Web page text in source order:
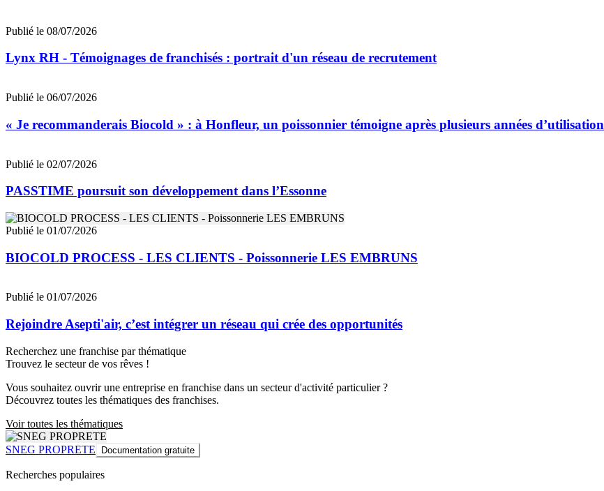
Publié le 08/07/2026
Lynx RH - Témoignages de franchisés : portrait d'un réseau de recrutement
Publié le 06/07/2026
« Je recommanderais Biocold » : à Honfleur, un poissonnier témoigne après plusieurs années d’utilisation
Publié le 02/07/2026
PASSTIME poursuit son développement dans l’Essonne
Publié le 01/07/2026
BIOCOLD PROCESS - LES CLIENTS - Poissonnerie LES EMBRUNS
Publié le 01/07/2026
Rejoindre Asepti'air, c’est intégrer un réseau qui crée des opportunités
Recherchez une franchise par thématique
Trouvez le secteur de vos rêves !
Vous souhaitez ouvrir une entreprise en franchise dans un secteur d'activité particulier ?
Découvrez toutes les thématiques des franchises.
Voir toutes les thématiques
SNEG PROPRETE Documentation gratuite
Recherches populaires